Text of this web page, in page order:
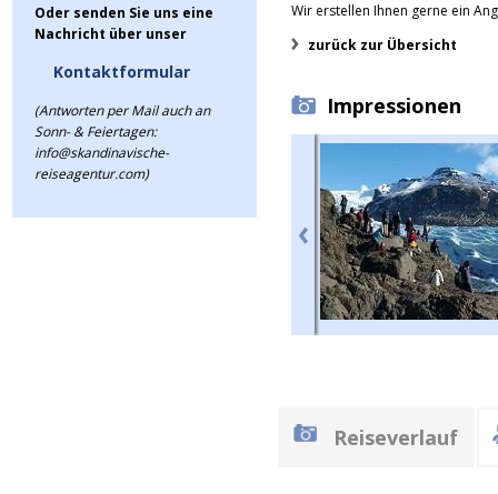
Oder senden Sie uns eine
Nachricht über unser
Kontaktformular
(Antworten per Mail auch an
Sonn- & Feiertagen:
info@skandinavische-
reiseagentur.com)
Wir erstellen Ihnen gerne ein
zurück zur Übersicht
Impressionen
Reiseverlauf